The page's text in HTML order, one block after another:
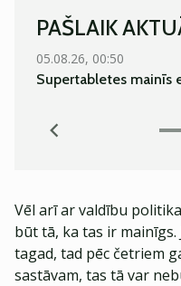
PAŠLAIK
05.08.26, 00:50
Supertabletes mainīs
Vēl arī ar valdību
būt tā, ka tas ir
tagad, tad pēc četriem
sastāvam, tas tā var